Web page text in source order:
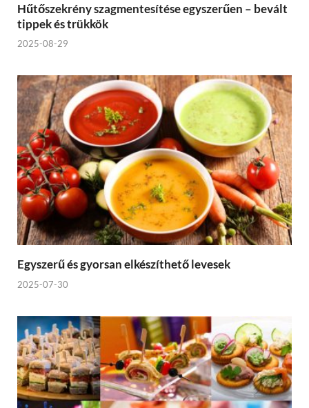
Hűtőszekrény szagmentesítése egyszerűen – bevált
tippek és trükkök
2025-08-29
Egyszerű és gyorsan elkészíthető levesek
2025-07-30